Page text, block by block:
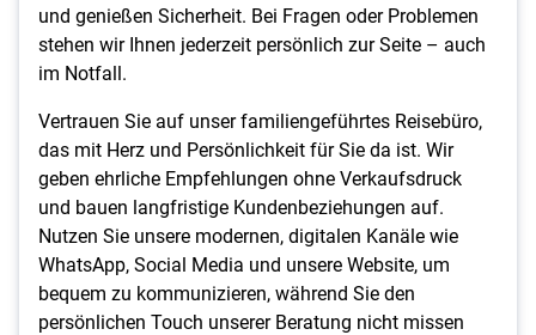
und genießen Sicherheit. Bei Fragen oder Problemen
stehen wir Ihnen jederzeit persönlich zur Seite – auch
im Notfall.
Vertrauen Sie auf unser familiengeführtes Reisebüro,
das mit Herz und Persönlichkeit für Sie da ist. Wir
geben ehrliche Empfehlungen ohne Verkaufsdruck
und bauen langfristige Kundenbeziehungen auf.
Nutzen Sie unsere modernen, digitalen Kanäle wie
WhatsApp, Social Media und unsere Website, um
bequem zu kommunizieren, während Sie den
persönlichen Touch unserer Beratung nicht missen